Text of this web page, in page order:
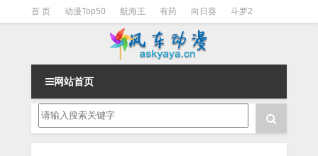
首 页 动漫Top50 航海王 有药 向日葵 斗罗2
一拳超人 柯南 阴阳师
网站首页